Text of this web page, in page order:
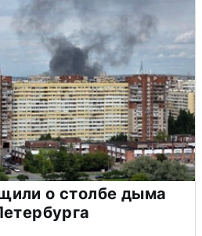
о столбе дыма